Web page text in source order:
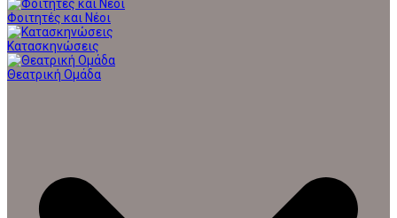
Φοιτητές και Νέοι
Κατασκηνώσεις
Θεατρική Ομάδα